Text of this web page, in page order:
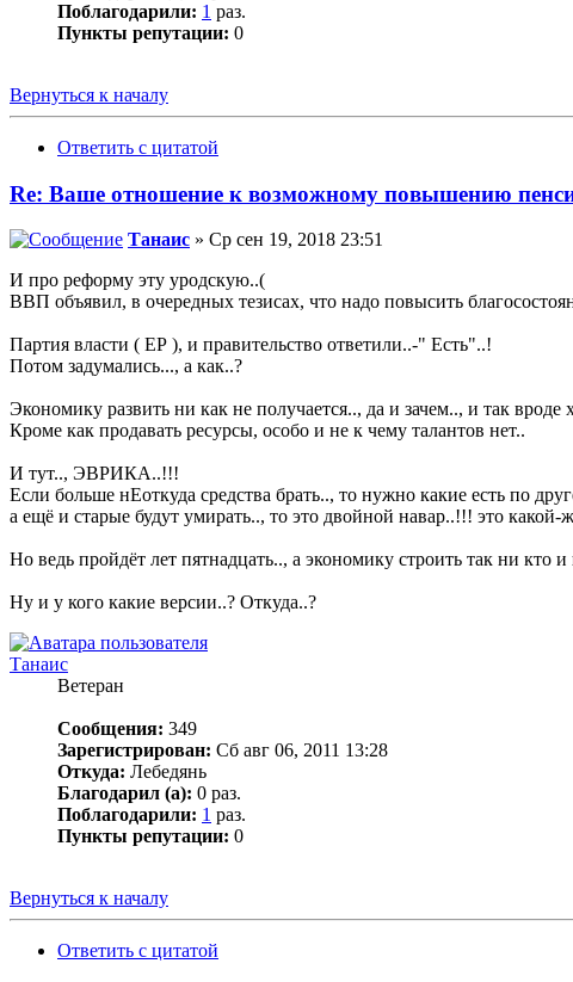
Поблагодарили: 1 раз.
Пункты репутации: 0
Вернуться к началу
Ответить с цитатой
Re: Ваше отношение к возможному повышению
Танаис » Ср сен 19, 2018 23:51
И про реформу эту уродскую..(
ВВП объявил, в очередных тезисах, что надо повысить
Партия власти ( ЕР ), и правительство ответили..-" Есть"..!
Потом задумались..., а как..?
Экономику развить ни как не получается.., да и зачем.., и так вроде
Кроме как продавать ресурсы, особо и не к чему талантов нет..
И тут.., ЭВРИКА..!!!
Если больше нЕоткуда средства брать.., то нужно какие есть по
а ещё и старые будут умирать.., то это двойной навар..!!! это
Но ведь пройдёт лет пятнадцать.., а экономику строить так ни кто
Ну и у кого какие версии..? Откуда..?
Танаис
Ветеран
Сообщения: 349
Зарегистрирован: Сб авг 06, 2011 13:28
Откуда: Лебедянь
Благодарил (а): 0 раз.
Поблагодарили: 1 раз.
Пункты репутации: 0
Вернуться к началу
Ответить с цитатой